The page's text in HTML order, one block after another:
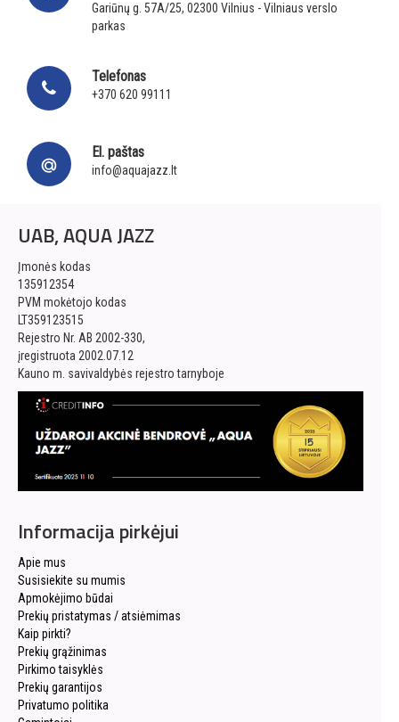
Gariūnų g. 57A/25, 02300 Vilnius - Vilniaus verslo
parkas
Telefonas
+370 620 99111
El. paštas
info@aquajazz.lt
UAB, AQUA JAZZ
Įmonės kodas
135912354
PVM mokėtojo kodas
LT359123515
Rejestro Nr. AB 2002-330,
įregistruota 2002.07.12
Kauno m. savivaldybės rejestro tarnyboje
Informacija pirkėjui
Apie mus
Susisiekite su mumis
Apmokėjimo būdai
Prekių pristatymas / atsiėmimas
Kaip pirkti?
Prekių grąžinimas
Pirkimo taisyklės
Prekių garantijos
Privatumo politika